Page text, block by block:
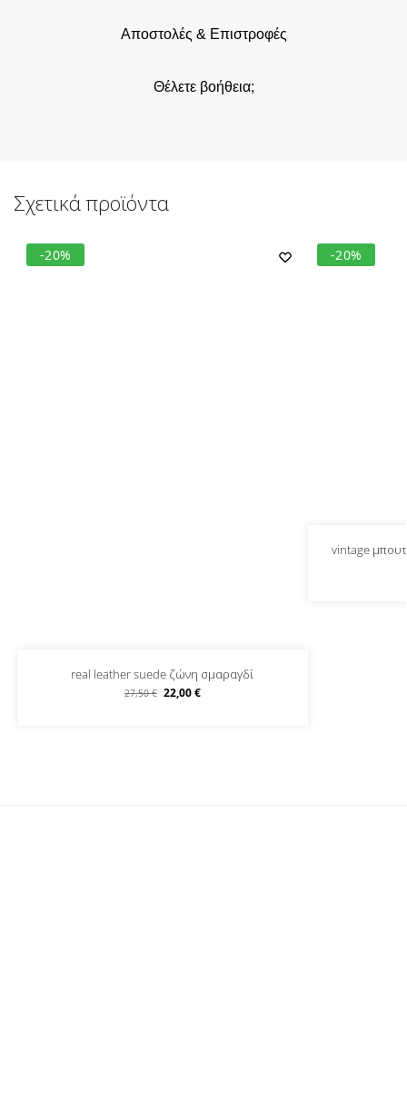
Αποστολές & Επιστροφές
Θέλετε βοήθεια;
Σχετικά προϊόντα
-20%
real leather suede ζώνη σμαραγδί
27,50€ 22,00€
-20%
vintage